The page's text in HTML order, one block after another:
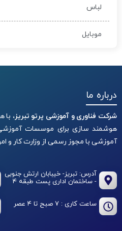
لباس
موبایل
درباره ما
شرکت فناوری و آموزشی پرتو تبریز، با
آموزشی با مجوز رسمی از وزارت کار و
آدرس: تبریز- خیبابان ارتش جنوبی
- ساختمان اداری پست طبقه ۴
ساعت کاری : ۷ صبح تا ۴ عصر